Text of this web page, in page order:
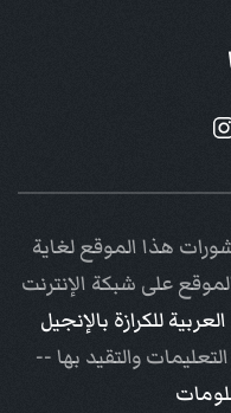
هذا الموقع لغاية
على شبكة الإنترنت
للكرازة بالإنجيل
والتقيد بها --